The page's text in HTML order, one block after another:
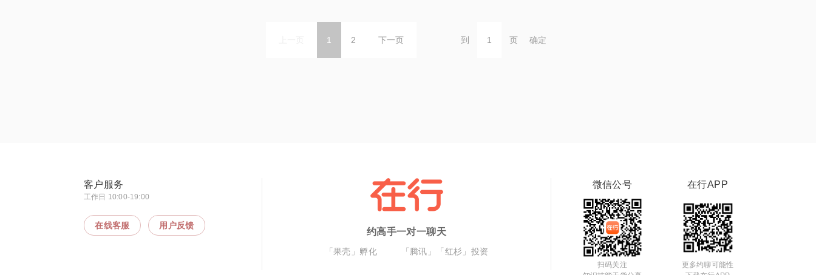
1 2 下一页 到 页 确定
客户服务
工作日 10:00-19:00
在线客服 用户反馈
约高手一对一聊天
「果壳」孵化 「腾讯」「红杉」投资
微信公号
扫码关注
在行APP
更多约聊可能性